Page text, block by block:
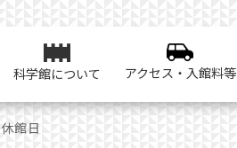
科学館について アクセス・入館料等
休館日